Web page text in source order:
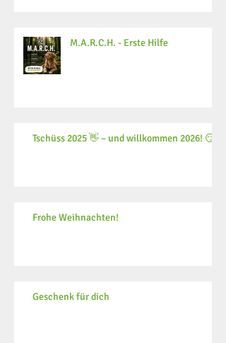
M.A.R.C.H. - Erste Hilfe
Tschüss 2025 👋 – und willkommen 2026! 😏
Frohe Weihnachten!
Geschenk für dich